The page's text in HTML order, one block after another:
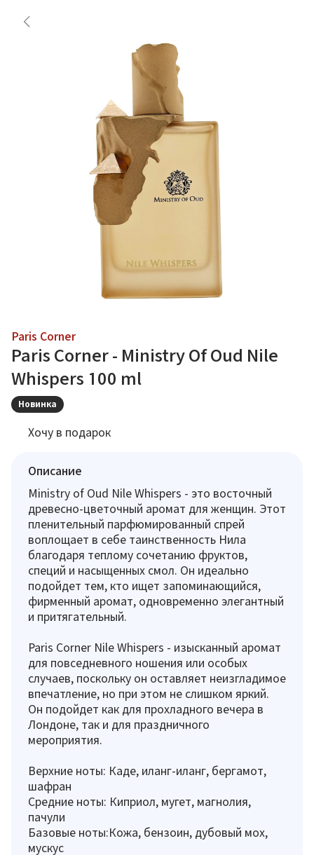
Paris Corner
Paris Corner - Ministry Of Oud Nile
Whispers 100 ml
Новинка
Хочу в подарок
Описание
Ministry of Oud Nile Whispers - это восточный
древесно-цветочный аромат для женщин. Этот
пленительный парфюмированный спрей
воплощает в себе таинственность Нила
благодаря теплому сочетанию фруктов,
специй и насыщенных смол. Он идеально
подойдет тем, кто ищет запоминающийся,
фирменный аромат, одновременно элегантный
и притягательный.
Paris Corner Nile Whispers - изысканный аромат
для повседневного ношения или особых
случаев, поскольку он оставляет неизгладимое
впечатление, но при этом не слишком яркий.
Он подойдет как для прохладного вечера в
Лондоне, так и для праздничного
мероприятия.
Верхние ноты: Каде, иланг-иланг, бергамот,
шафран
Средние ноты: Киприол, мугет, магнолия,
пачули
Базовые ноты:Кожа, бензоин, дубовый мох,
мускус